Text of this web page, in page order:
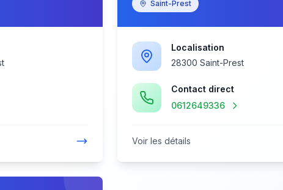
Saint-Prest
Localisation
28300 Saint-Prest
Contact direct
0612649336
Voir les détails